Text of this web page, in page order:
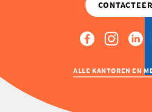
ALLE KANTOREN EN